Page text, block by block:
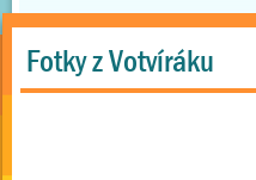
Fotky z Votvíráku